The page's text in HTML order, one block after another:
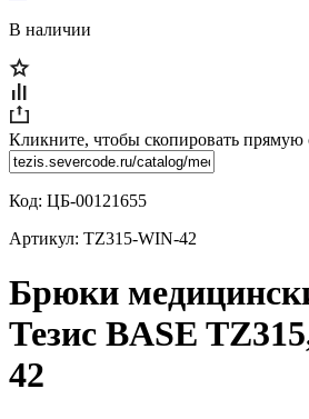
В наличии
Кликните, чтобы скопировать прямую
Код: ЦБ-00121655
Артикул: TZ315-WIN-42
Брюки
Тезис BASE
42